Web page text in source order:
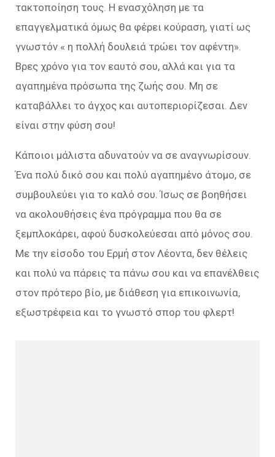
τακτοποίηση τους. Η ενασχόληση με τα
επαγγελματικά όμως θα φέρει κούραση, γιατί ως
γνωστόν « η πολλή δουλειά τρώει τον αφέντη».
Βρες χρόνο για τον εαυτό σου, αλλά και για τα
αγαπημένα πρόσωπα της ζωής σου. Μη σε
καταβάλλει το άγχος και αυτοπεριορίζεσαι. Δεν
είναι στην φύση σου!
Κάποιοι μάλιστα αδυνατούν να σε αναγνωρίσουν.
Ένα πολύ δικό σου και πολύ αγαπημένο άτομο, σε
συμβουλεύει για το καλό σου. Ίσως σε βοηθήσει
να ακολουθήσεις ένα πρόγραμμα που θα σε
ξεμπλοκάρει, αφού δυσκολεύεσαι από μόνος σου.
Με την είσοδο του Ερμή στον Λέοντα, δεν θέλεις
και πολύ να πάρεις τα πάνω σου και να επανέλθεις
στον πρότερο βίο, με διάθεση για επικοινωνία,
εξωστρέφεια και το γνωστό σπορ του φλερτ!